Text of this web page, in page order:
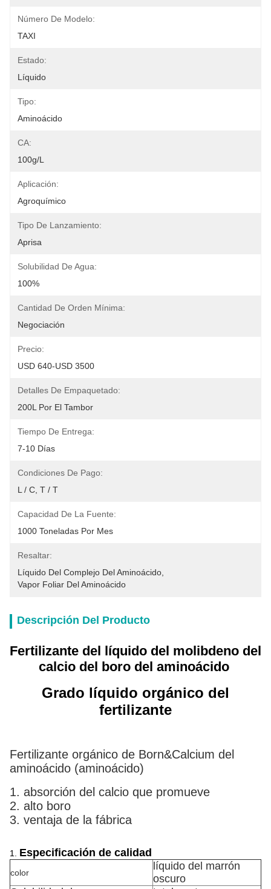
Número De Modelo:
TAXI
Estado:
Líquido
Tipo:
Aminoácido
CA:
100g/L
Aplicación:
Agroquímico
Tipo De Lanzamiento:
Aprisa
Solubilidad De Agua:
100%
Cantidad De Orden Mínima:
Negociación
Precio:
USD 640-USD 3500
Detalles De Empaquetado:
200L Por El Tambor
Tiempo De Entrega:
7-10 Días
Condiciones De Pago:
L / C, T / T
Capacidad De La Fuente:
1000 Toneladas Por Mes
Resaltar:
Líquido Del Complejo Del Aminoácido
Vapor Foliar Del Aminoácido
Descripción Del Producto
Fertilizante del líquido del molibdeno del
calcio del boro del aminoácido
Grado líquido orgánico del
fertilizante
Fertilizante orgánico de Born&Calcium del
aminoácido (aminoácido)
1. absorción del calcio que promueve
2. alto boro
3. ventaja de la fábrica
1. Especificación de calidad
color
líquido del marrón
oscuro